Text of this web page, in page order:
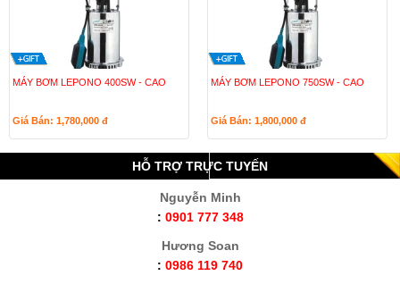
MÁY BƠM LEPONO 400SW - CAO
Giá Bán: 1,780,000 đ
MÁY BƠM LEPONO 750SW - CAO
Giá Bán: 1,800,000 đ
HỖ TRỢ TRỰC TUYẾN
Nguyễn Minh
: 0901 777 348
Hương Soan
: 0986 119 740